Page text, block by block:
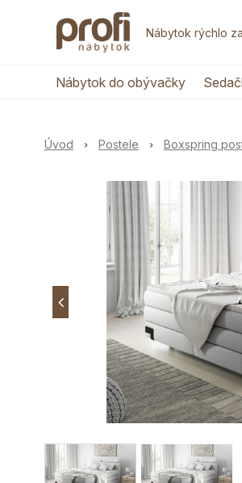
Nábytok rýchlo
Nábytok do obývačky
Úvod Postele Boxspring